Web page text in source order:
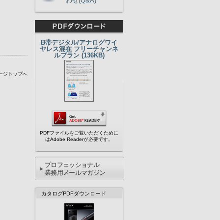
ジトップへ
B帯デジタル/アナログワイ
ヤレス混在 フリーチャンネ
ルプラン (136KB)
PDFファイルをご覧いただくために
はAdobe Readerが必要です。
プロフェッショナル
業務用メールマガジン
カタログPDFダウンロード